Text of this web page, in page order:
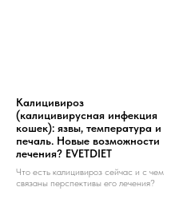
Калицивироз
(калицивирусная инфекция
кошек): язвы, температура и
печаль. Новые возможности
лечения? EVETDIET
Что есть калицивироз сейчас и с чем
связаны перспективы его лечения?